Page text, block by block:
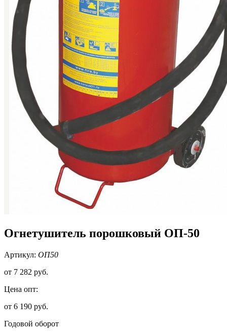
Огнетушитель порошковый ОП-50
Артикул: ОП50
от 7 282 руб.
Цена опт:
от 6 190 руб.
Годовой оборот